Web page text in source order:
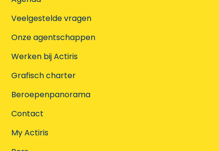
Veelgestelde vragen
Onze agentschappen
Werken bij Actiris
Grafisch charter
Beroepenpanorama
Contact
My Actiris